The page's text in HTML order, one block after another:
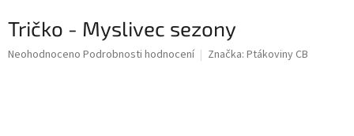
Tričko - Myslivec sezony
Průměrné
Neohodnoceno Podrobnosti hodnocení Značka: Ptákoviny CB